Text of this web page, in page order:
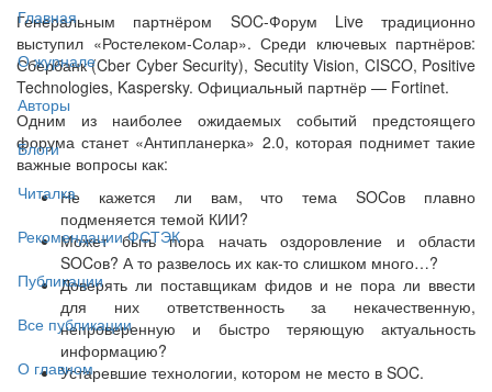
Главная
О журнале
Авторы
Блоги
Читалка
Рекомендации ФСТЭК
Публикации
Все публикации
О главном
Генеральным партнёром SOC-Форум Live традиционно
выступил «Ростелеком-Солар». Среди ключевых партнёров:
Сбербанк (Cber Cyber Security), Secutity Vision, CISCO, Positive
Technologies, Kaspersky. Официальный партнёр — Fortinet.
Одним из наиболее ожидаемых событий предстоящего
форума станет «Антипланерка» 2.0, которая поднимет такие
важные вопросы как:
Не кажется ли вам, что тема SOCов плавно
подменяется темой КИИ?
Может быть пора начать оздоровление и области
SOCов? А то развелось их как-то слишком много…?
Доверять ли поставщикам фидов и не пора ли ввести
для них ответственность за некачественную,
непроверенную и быстро теряющую актуальность
информацию?
Устаревшие технологии, котором не место в SOC.